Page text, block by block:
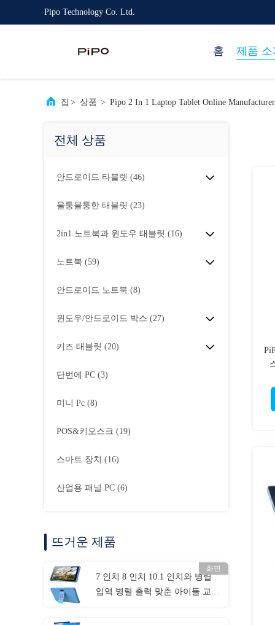
Pipo Technology Co. Ltd.
홈 제품 소
집 > 상품 > Pipo 2 In 1 Laptop Tablet Online Manufacturer
전체 상품
안드로이드 타블렛 (46)
울퉁불퉁한 태블릿 (23)
2in1 노트북과 윈도우 태블릿 (16)
노트북 (59)
안드로이드 노트북 (8)
윈도우/안드로이드 박스 (27)
키즈 태블릿 (20)
단번에 PC (3)
미니 Pc (8)
POS&키오스크 (19)
스마트 장치 (16)
산업용 패널 PC (6)
뜨거운 제품
화면
7 인치 8 인치 10.1 인치와 병렬
입역 병렬 출력 맞춘 아이들 교육